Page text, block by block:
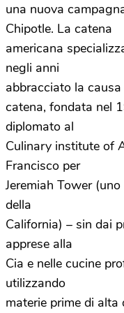
una nuova
Chipotle. La catena
americana
negli anni
abbracciato la
catena, fondata nel
diplomato al
Culinary institute of
Francisco per
Jeremiah Tower
della
California) – sin dai
apprese alla
Cia e nelle cucine
utilizzando
materie prime di